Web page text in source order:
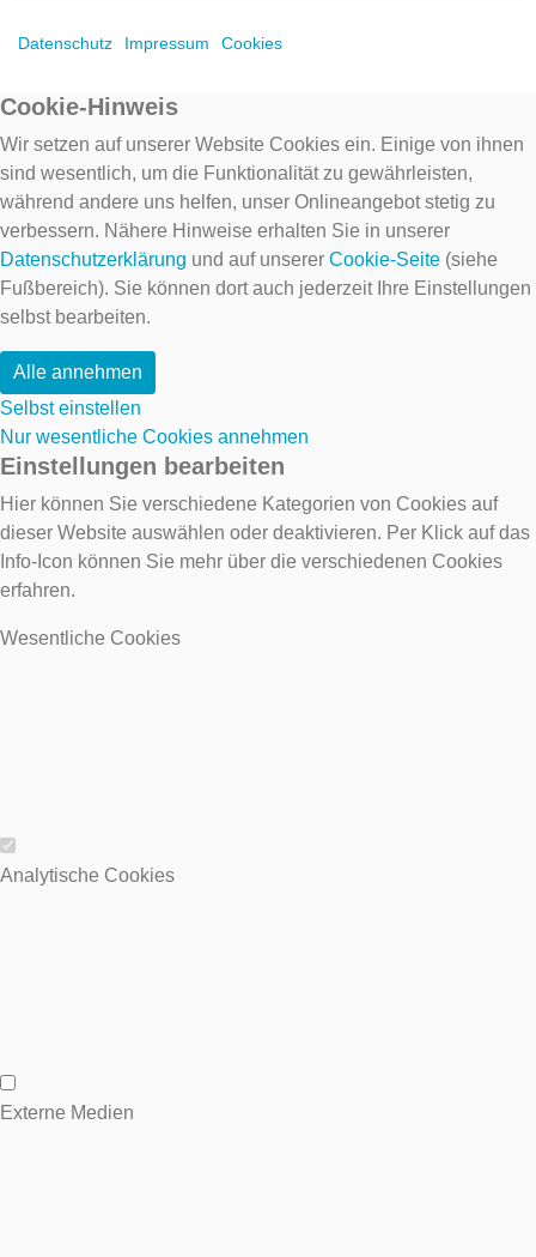
Datenschutz Impressum Cookies
Cookie-Hinweis
Wir setzen auf unserer Website Cookies ein. Einige von ihnen
sind wesentlich, um die Funktionalität zu gewährleisten,
während andere uns helfen, unser Onlineangebot stetig zu
verbessern. Nähere Hinweise erhalten Sie in unserer
Datenschutzerklärung und auf unserer Cookie-Seite (siehe
Fußbereich). Sie können dort auch jederzeit Ihre Einstellungen
selbst bearbeiten.
Alle annehmen
Selbst einstellen
Nur wesentliche Cookies annehmen
Einstellungen bearbeiten
Hier können Sie verschiedene Kategorien von Cookies auf
dieser Website auswählen oder deaktivieren. Per Klick auf das
Info-Icon können Sie mehr über die verschiedenen Cookies
erfahren.
Wesentliche Cookies
Wesentliche Cookies
Analytische Cookies
Analytische Cookies
Externe Medien